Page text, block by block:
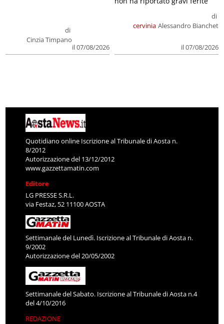
di
Cinzia Timpano
il 07/08/2026
cervinia
di
Alessandro Bianchet
il 07/08/2026
Quotidiano online Iscrizione al Tribunale di Aosta n.
8/2012
Autorizzazione del 13/12/2012
www.gazzettamatin.com
Editore
LG PRESSE S.R.L.
via Festaz, 52 11100 AOSTA
Settimanale del Lunedì. Iscrizione al Tribunale di Aosta n.
9/2002
Autorizzazione del 20/05/2002
Settimanale del Sabato. Iscrizione al Tribunale di Aosta n.4
del 4/10/2016
REDAZIONE